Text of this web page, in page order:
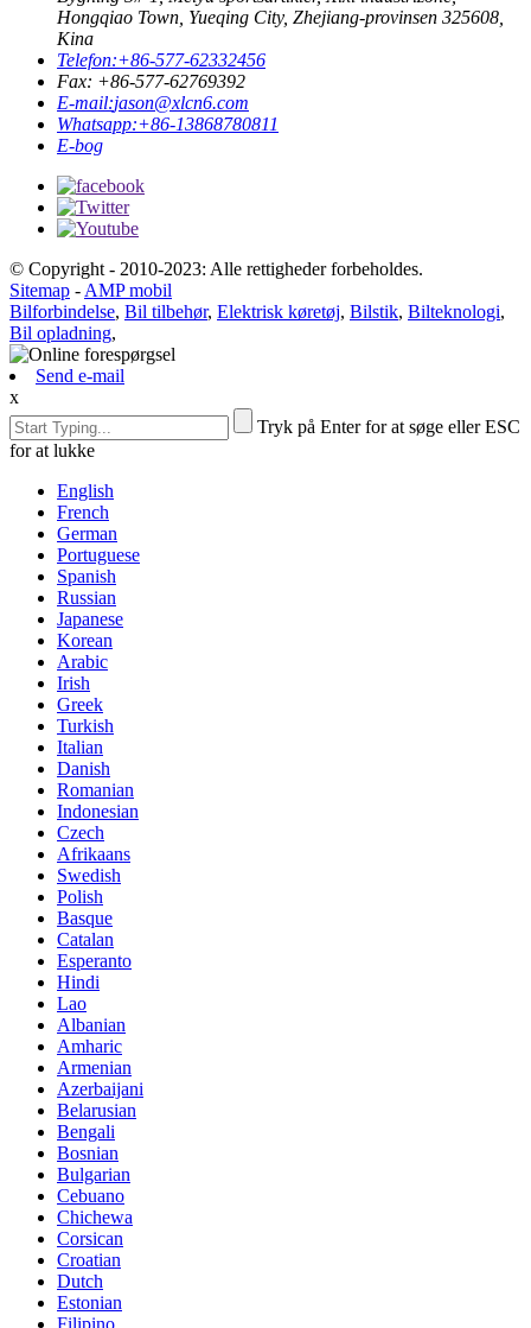
Hongqiao Town, Yueqing City, Zhejiang-provinsen 325608,
Kina
Telefon:+86-577-62332456
Fax: +86-577-62769392
E-mail:jason@xlcn6.com
Whatsapp:+86-13868780811
E-bog
© Copyright - 2010-2023: Alle rettigheder forbeholdes.
Sitemap - AMP mobil
Bilforbindelse, Bil tilbehør, Elektrisk køretøj, Bilstik, Bilteknologi,
Bil opladning,
Send e-mail
x
Tryk på Enter for at søge eller ESC
for at lukke
English
French
German
Portuguese
Spanish
Russian
Japanese
Korean
Arabic
Irish
Greek
Turkish
Italian
Danish
Romanian
Indonesian
Czech
Afrikaans
Swedish
Polish
Basque
Catalan
Esperanto
Hindi
Lao
Albanian
Amharic
Armenian
Azerbaijani
Belarusian
Bengali
Bosnian
Bulgarian
Cebuano
Chichewa
Corsican
Croatian
Dutch
Estonian
Filipino